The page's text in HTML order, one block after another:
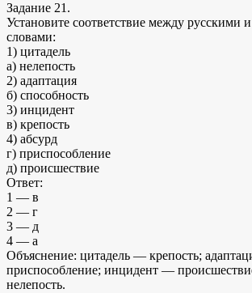
Задание 21.
Установите соответствие между русскими
словами:
1) цитадель
а) нелепость
2) адаптация
б) способность
3) инцидент
в) крепость
4) абсурд
г) приспособление
д) происшествие
Ответ:
1 — в
2 — г
3 — д
4 — а
Объяснение: цитадель — крепость;
приспособление; инцидент —
нелепость.